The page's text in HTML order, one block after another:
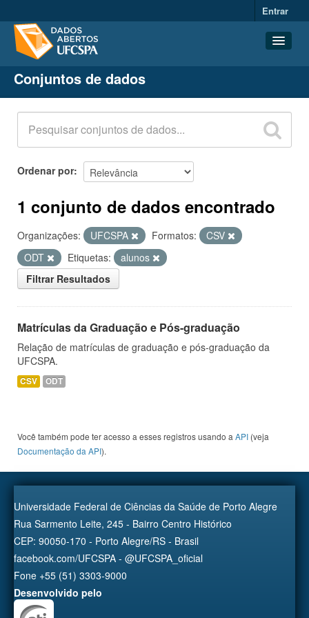
Entrar
Conjuntos de dados
Organizações
Grupos
Sobre
Conjuntos de dados
Ordenar por
1 conjunto de dados encontrado
Organizações: UFCSPA Formatos:
CSV
ODT
Etiquetas:
alunos
Filtrar Resultados
Matrículas da Graduação e Pós-graduação
Relação de matrículas de graduação e pós-graduação da
UFCSPA.
CSV ODT
Você também pode ter acesso a esses registros usando a API (veja
Documentação da API).
Universidade Federal de Ciências da Saúde de Porto Alegre
Rua Sarmento Leite, 245 - Bairro Centro Histórico
CEP: 90050-170 - Porto Alegre/RS - Brasil
facebook.com/UFCSPA - @UFCSPA_oficial
Fone +55 (51) 3303-9000
Desenvolvido pelo